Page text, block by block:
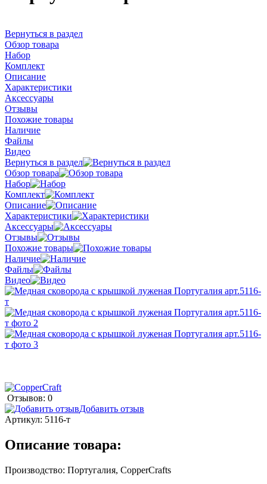
Вернуться в раздел
Обзор товара
Набор
Комплект
Описание
Характеристики
Аксессуары
Отзывы
Похожие товары
Наличие
Файлы
Видео
Вернуться в раздел
Обзор товара
Набор
Комплект
Описание
Характеристики
Аксессуары
Отзывы
Похожие товары
Наличие
Файлы
Видео
Отзывов: 0
Добавить отзыв
Артикул: 5116-т
Описание товара:
Производство: Португалия, CopperCrafts